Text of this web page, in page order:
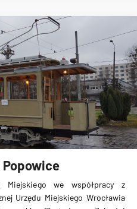
Popowice
Miejskiego we współpracy z
Urzędu Miejskiego Wrocławia